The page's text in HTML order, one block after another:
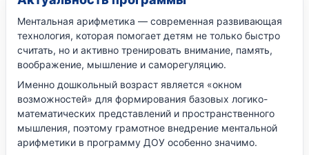
Ментальная арифметика — современная развивающая
технология, которая помогает детям не только быстро
считать, но и активно тренировать внимание, память,
воображение, мышление и саморегуляцию.
Именно дошкольный возраст является «окном
возможностей» для формирования базовых логико-
математических представлений и пространственного
мышления, поэтому грамотное внедрение ментальной
арифметики в программу ДОУ особенно значимо.